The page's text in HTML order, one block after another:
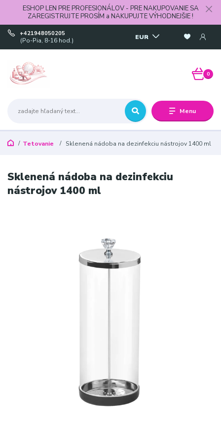
ESHOP LEN PRE PROFESIONÁLOV - PRE NAKUPOVANIE SA
ZAREGISTRUJTE PROSÍM a NAKUPUJTE VÝHODNEJŠIE !
Menu
EUR
+421948050205
(Po-Pia, 8-16 hod.)
0
Tetovanie Sklenená nádoba na dezinfekciu nástrojov 1400 ml
Sklenená nádoba na dezinfekciu
nástrojov 1400 ml